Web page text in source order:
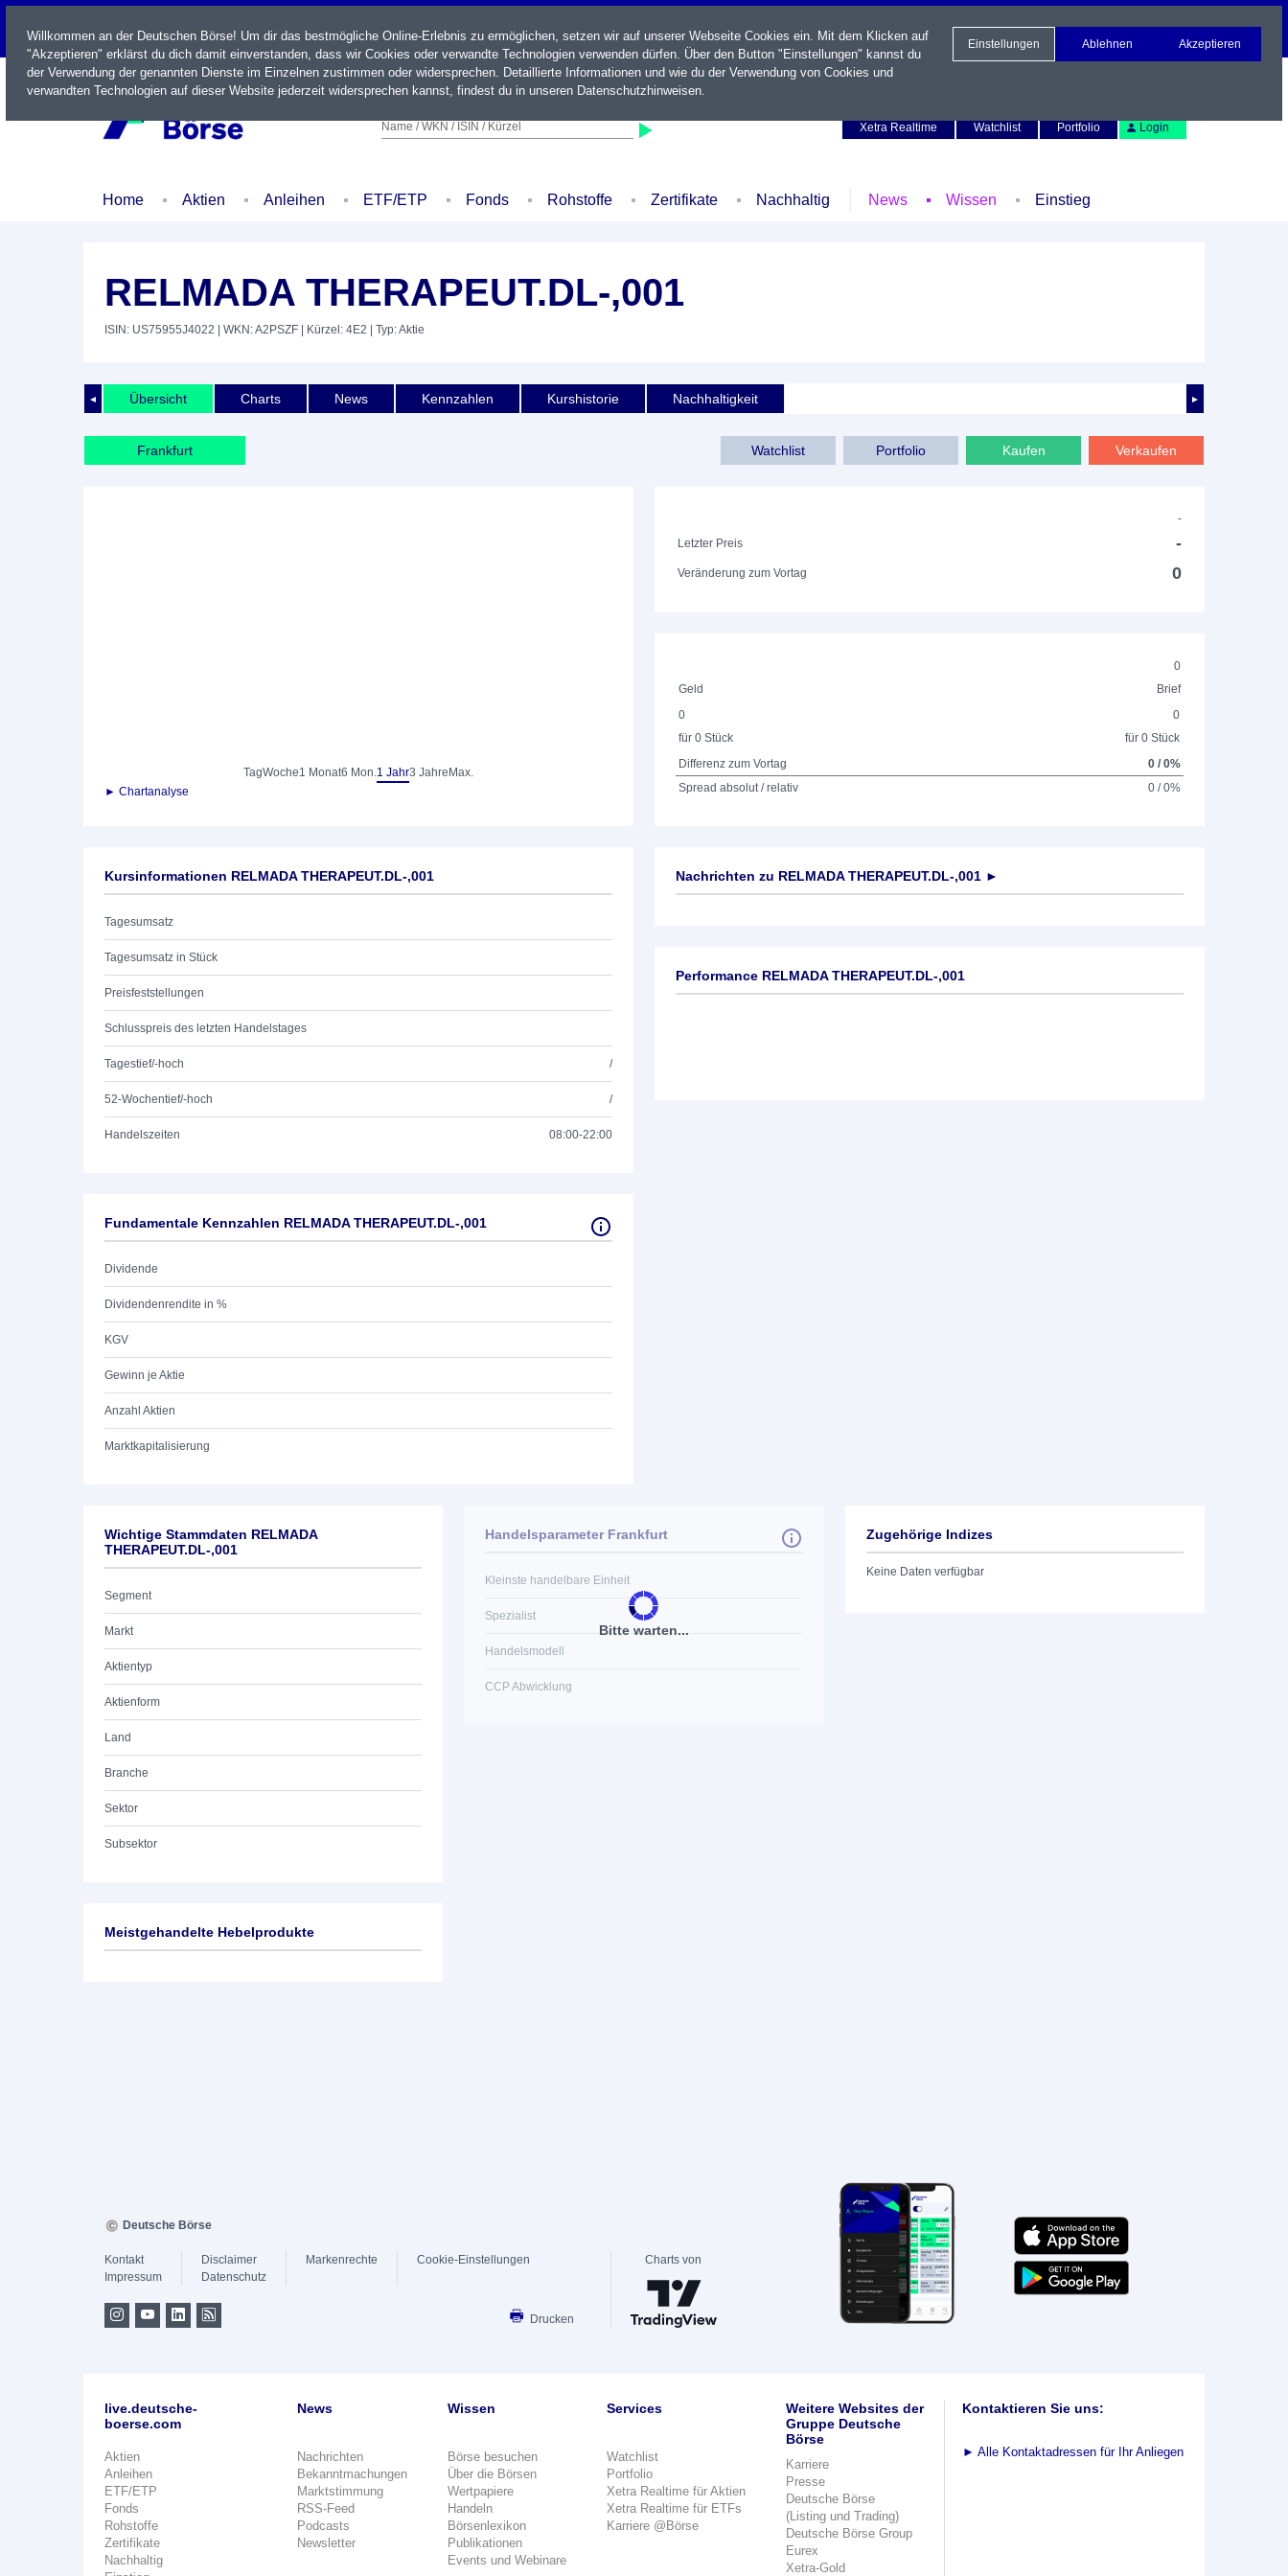
LIVE
Name / WKN / ISIN / Kürzel
Xetra Realtime
Watchlist Portfolio Login
Home Aktien Anleihen ETF/ETP Fonds Rohstoffe Zertifikate Nachhaltig News Wissen Einstieg
RELMADA THERAPEUT.DL-,001
ISIN: US75955J4022 | WKN: A2PSZF | Kürzel: 4E2 | Typ: Aktie
◄ ►
Übersicht Charts News Kennzahlen Kurshistorie Nachhaltigkeit
Frankfurt Watchlist Portfolio Kaufen Verkaufen
TagWoche1 Monat6 Mon.1 Jahr3 Jahre Max.
► Chartanalyse
-
Letzter Preis
-
Veränderung zum Vortag 0
0
Geld
Brief
0
für 0 Stück
0
für 0 Stück
Differenz zum Vortag
0 / 0%
Spread absolut / relativ
0 / 0%
Kursinformationen RELMADA THERAPEUT.DL-,001
Tagesumsatz
Tagesumsatz in Stück
Preisfeststellungen
Schlusspreis des letzten Handelstages
Tagestief/-hoch /
52-Wochentief/-hoch /
Handelszeiten 08:00-22:00
Fundamentale Kennzahlen RELMADA THERAPEUT.DL-,001
Dividende
Dividendenrendite in %
KGV
Gewinn je Aktie
Anzahl Aktien
Marktkapitalisierung
Nachrichten zu RELMADA THERAPEUT.DL-,001 ►
Performance RELMADA THERAPEUT.DL-,001
Wichtige Stammdaten RELMADA
THERAPEUT.DL-,001
Segment
Markt
Aktientyp
Aktienform
Land
Branche
Sektor
Subsektor
Bitte warten...
Handelsparameter Frankfurt
Kleinste handelbare Einheit
Spezialist
Handelsmodell
CCP Abwicklung
Zugehörige Indizes
Keine Daten verfügbar
Meistgehandelte Hebelprodukte
Willkommen an der Deutschen Börse! Um dir das bestmögliche Online-Erlebnis zu ermöglichen, setzen wir auf unserer Webseite Cookies ein. Mit dem Klicken auf
"Akzeptieren" erklärst du dich damit einverstanden, dass wir Cookies oder verwandte Technologien verwenden dürfen. Über den Button "Einstellungen" kannst du
der Verwendung der genannten Dienste im Einzelnen zustimmen oder widersprechen. Detaillierte Informationen und wie du der Verwendung von Cookies und
verwandten Technologien auf dieser Website jederzeit widersprechen kannst, findest du in unseren Datenschutzhinweisen.
Einstellungen Ablehnen Akzeptieren
Deutsche Börse
Kontakt
Impressum
Disclaimer
Datenschutz
Markenrechte Cookie-Einstellungen
Drucken
Charts von
live.deutsche-
boerse.com
Aktien
Anleihen
ETF/ETP
Fonds
Rohstoffe
Zertifikate
Nachhaltig
News
Nachrichten
Bekanntmachungen
Marktstimmung
RSS-Feed
Podcasts
Newsletter
Wissen
Börse besuchen
Über die Börsen
Wertpapiere
Handeln
Börsenlexikon
Publikationen
Events und Webinare
Services
Watchlist
Portfolio
Xetra Realtime für Aktien
Xetra Realtime für ETFs
Karriere @Börse
Weitere Websites der
Gruppe Deutsche
Börse
Karriere
Presse
Deutsche Börse
(Listing und Trading)
Deutsche Börse Group
Eurex
Xetra-Gold
Kontaktieren Sie uns:
► Alle Kontaktadressen für Ihr Anliegen